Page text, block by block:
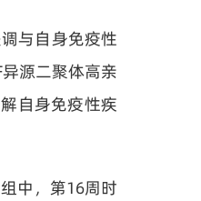
与自身免疫性
源二聚体高亲
自身免疫性疾
中，第16周时